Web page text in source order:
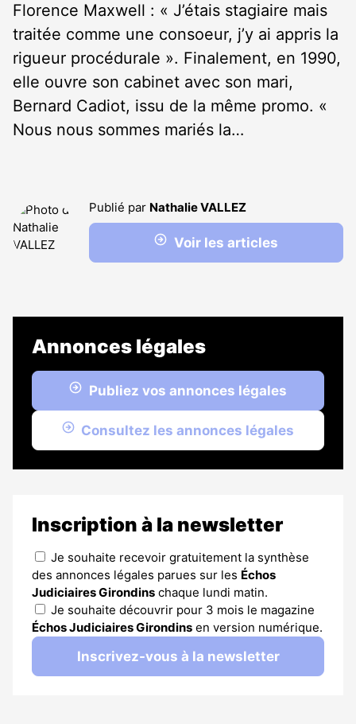
Florence Maxwell : « J’étais stagiaire mais
traitée comme une consoeur, j’y ai appris la
rigueur procédurale ». Finalement, en 1990,
elle ouvre son cabinet avec son mari,
Bernard Cadiot, issu de la même promo. «
Nous nous sommes mariés la…
Publié par Nathalie VALLEZ
Voir les articles
Annonces légales
Publiez vos annonces légales
Consultez les annonces légales
Inscription à la newsletter
Je souhaite recevoir gratuitement la synthèse
des annonces légales parues sur les Échos
Judiciaires Girondins chaque lundi matin.
Je souhaite découvrir pour 3 mois le magazine
Échos Judiciaires Girondins en version numérique.
Inscrivez-vous à la newsletter